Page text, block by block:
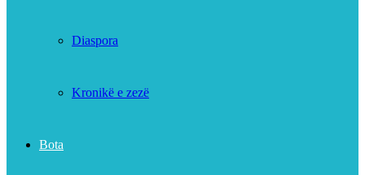
Diaspora
Kronikë e zezë
Bota